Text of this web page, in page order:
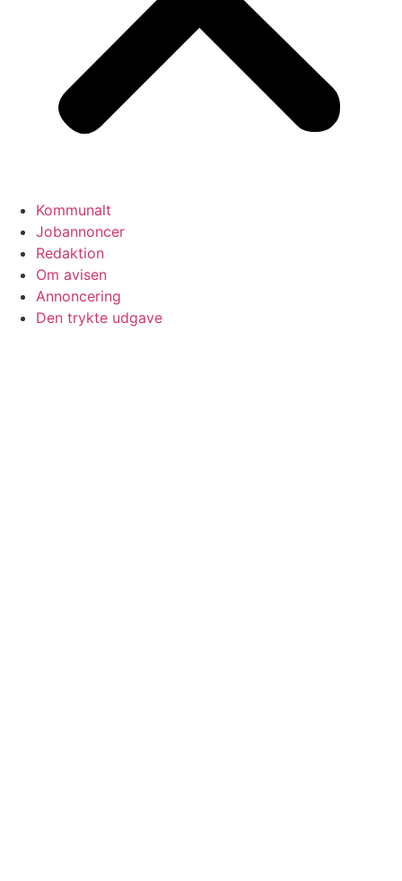
Kommunalt
Jobannoncer
Redaktion
Om avisen
Annoncering
Den trykte udgave